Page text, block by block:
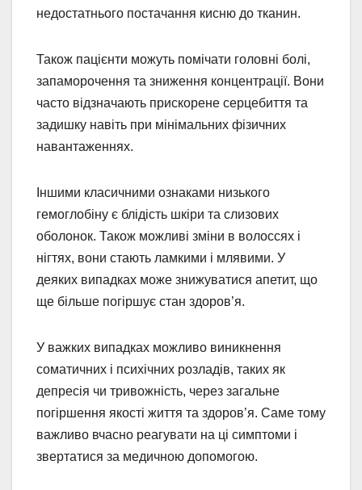
недостатнього постачання кисню до тканин.
Також пацієнти можуть помічати головні болі,
запаморочення та зниження концентрації. Вони
часто відзначають прискорене серцебиття та
задишку навіть при мінімальних фізичних
навантаженнях.
Іншими класичними ознаками низького
гемоглобіну є блідість шкіри та слизових
оболонок. Також можливі зміни в волоссях і
нігтях, вони стають ламкими і млявими. У
деяких випадках може знижуватися апетит, що
ще більше погіршує стан здоров’я.
У важких випадках можливо виникнення
соматичних і психічних розладів, таких як
депресія чи тривожність, через загальне
погіршення якості життя та здоров’я. Саме тому
важливо вчасно реагувати на ці симптоми і
звертатися за медичною допомогою.